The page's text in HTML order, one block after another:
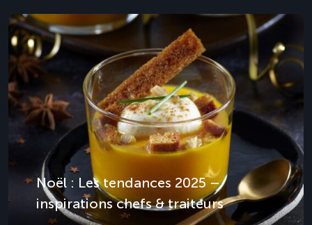
Noël : Les tendances 2025 –
inspirations chefs & traiteurs